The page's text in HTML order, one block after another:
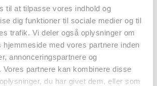
til at tilpasse vores indhold og
dig funktioner til sociale medier og til
trafik. Vi deler også oplysninger om
hjemmeside med vores partnere inden
annonceringspartnere og
Vores partnere kan kombinere disse
du har givet dem, eller som
Information til moderatorer
Kontakt